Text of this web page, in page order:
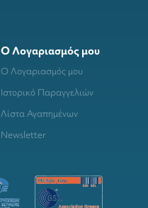
Ο Λογαριασμός μου
Ο Λογαριασμός μου
Ιστορικό Παραγγελιών
Λίστα Αγαπημένων
Newsletter